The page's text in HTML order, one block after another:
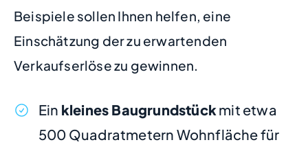
Beispiele sollen Ihnen helfen, eine
Einschätzung der zu erwartenden
Verkaufserlöse zu gewinnen.
Ein kleines Baugrundstückmit etwa
500 Quadratmetern Wohnfläche für